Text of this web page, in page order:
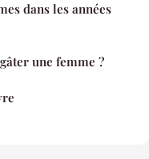
dans les années
une femme ?